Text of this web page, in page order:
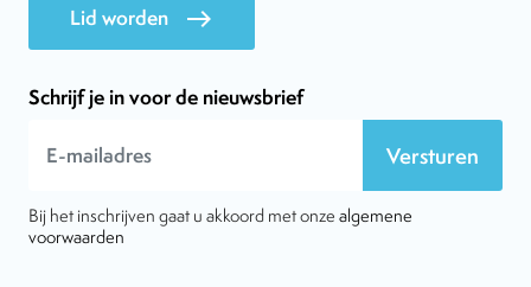
Lid worden east
Schrijf je in voor de nieuwsbrief
Versturen
Bij het inschrijven gaat u akkoord met onze algemene
voorwaarden